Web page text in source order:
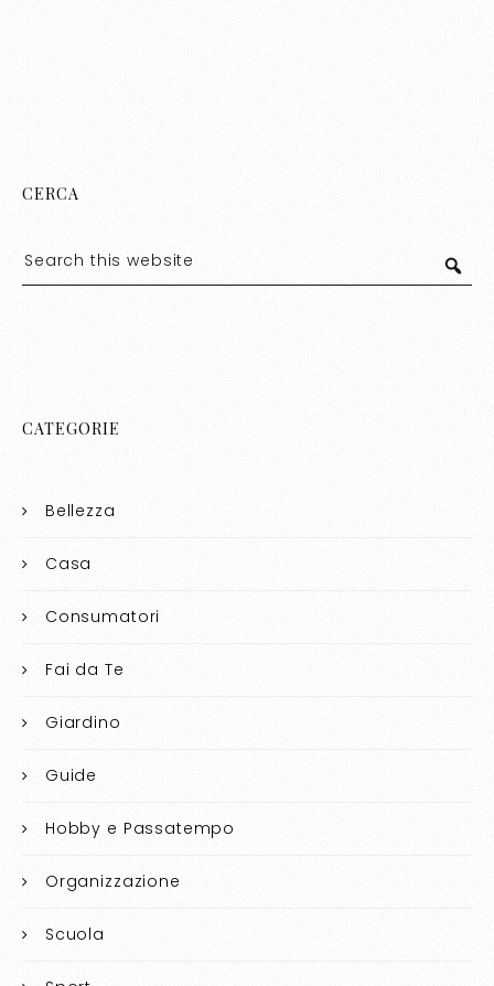
CERCA
CATEGORIE
Bellezza
Casa
Consumatori
Fai da Te
Giardino
Guide
Hobby e Passatempo
Organizzazione
Scuola